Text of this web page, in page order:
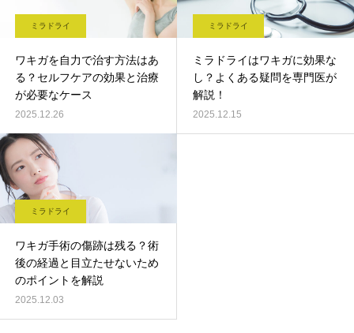
ミラドライ
ワキガを自力で治す方法はあ
る？セルフケアの効果と治療
が必要なケース
2025.12.26
ミラドライ
ミラドライはワキガに効果な
し？よくある疑問を専門医が
解説！
2025.12.15
ミラドライ
ワキガ手術の傷跡は残る？術
後の経過と目立たせないため
のポイントを解説
2025.12.03